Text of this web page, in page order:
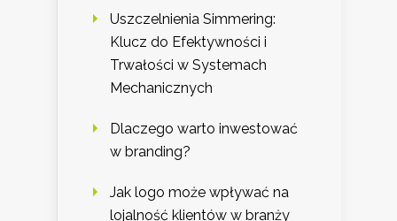
Uszczelnienia Simmering:
Klucz do Efektywności i
Trwałości w Systemach
Mechanicznych
Dlaczego warto inwestować
w branding?
Jak logo może wpływać na
lojalność klientów w branży